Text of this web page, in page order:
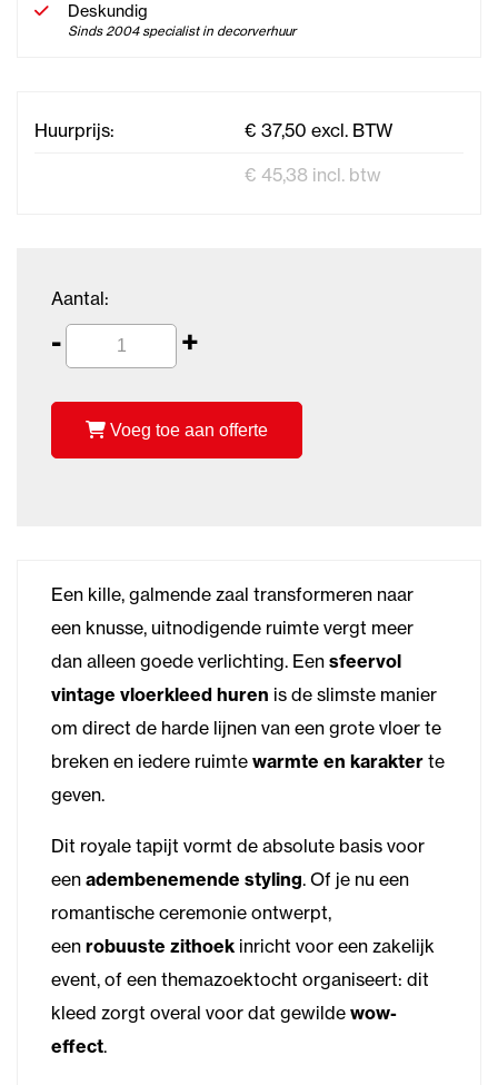
Deskundig
Sinds 2004 specialist in decorverhuur
Huurprijs:
€ 37,50 excl. BTW
€ 45,38 incl. btw
Aantal:
- +
Voeg toe aan offerte
Een kille, galmende zaal transformeren naar
een knusse, uitnodigende ruimte vergt meer
dan alleen goede verlichting. Een sfeervol
vintage vloerkleed huren is de slimste manier
om direct de harde lijnen van een grote vloer te
breken en iedere ruimte warmte en karakter te
geven.
Dit royale tapijt vormt de absolute basis voor
een adembenemende styling. Of je nu een
romantische ceremonie ontwerpt,
een robuuste zithoek inricht voor een zakelijk
event, of een themazoektocht organiseert: dit
kleed zorgt overal voor dat gewilde wow-
effect.